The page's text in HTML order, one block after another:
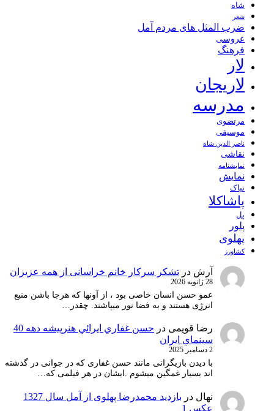
شاه
شعر
ضرب المثل های مردم آمل
عروسی
فرهنگ
لار
لاریجان
مدرسه
مرتضوی
موسیقی
ناصر الدین شاه
نقاشی
نمايشنامه
نمایش
نیاک
پاشاکلا
پل
پلور
پهلوی
کشاورز
آرش در تشکر سرکار خانم خراسانی از همه عزیزان
28 ژانویه 2026
عمو حسن انسان خاصی بود ، از آونها که هرجا باشن منبع
انرژِی هستند و به فضا نور میپاشند. چقدر…
رضا قویمی در
حسن غفاري ايرائي هنرپيشه دهه 40
سينماي ايران
2 دسامبر 2025
با دیدن بازیگرانی مانند حسن غفاری که در جوانی در گذشته
اند بسیار غمگین میشوم .ایشان در هر فیلمی که…
نهال در
بازدید محمدرضا پهلوی از آمل سال 1327
عکس 1